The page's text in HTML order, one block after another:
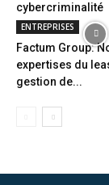
cybercriminalité
ENTREPRISES
Factum Group:
expertises du
gestion de...